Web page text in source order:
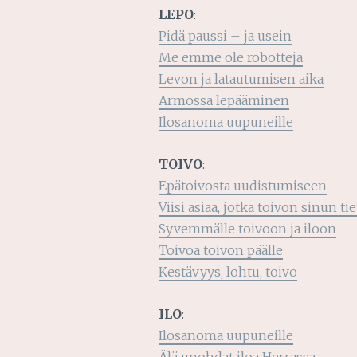
LEPO:
Pidä paussi – ja usein
Me emme ole robotteja
Levon ja latautumisen aika
Armossa lepääminen
Ilosanoma uupuneille
TOIVO:
Epätoivosta uudistumiseen
Viisi asiaa, jotka toivon sinun
Syvemmälle toivoon ja iloon
Toivoa toivon päälle
Kestävyys, lohtu, toivo
ILO:
Ilosanoma uupuneille